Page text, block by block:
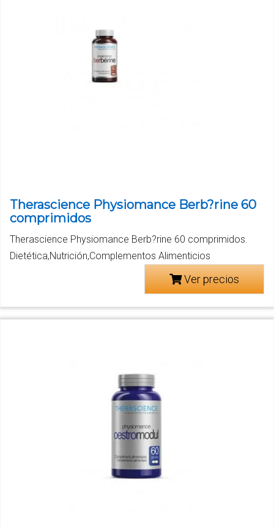
Therascience Physiomance Berb?rine 60
comprimidos
Therascience Physiomance Berb?rine 60 comprimidos.
Dietética,Nutrición,Complementos Alimenticios
Ver precios